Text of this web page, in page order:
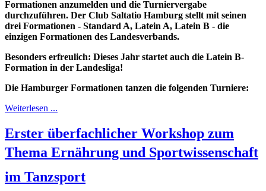
Formationen anzumelden und die Turniervergabe
durchzuführen. Der Club Saltatio Hamburg stellt mit seinen
drei Formationen - Standard A, Latein A, Latein B - die
einzigen Formationen des Landesverbands.
Besonders erfreulich: Dieses Jahr startet auch die Latein B-
Formation in der Landesliga!
Die Hamburger Formationen tanzen die folgenden Turniere:
Weiterlesen ...
Erster überfachlicher Workshop zum
Thema Ernährung und Sportwissenschaft
im Tanzsport